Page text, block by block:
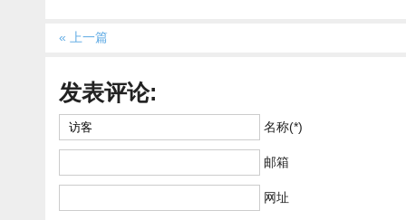
« 上一篇
发表评论:
名称(*)
邮箱
网址